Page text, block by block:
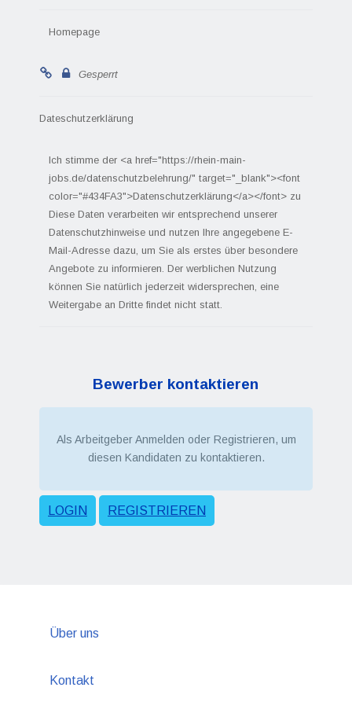
Homepage
Gesperrt
Dateschutzerklärung
Ich stimme der <a href="https://rhein-main-
jobs.de/datenschutzbelehrung/" target="_blank"><font
color="#434FA3">Datenschutzerklärung</a></font> zu
Diese Daten verarbeiten wir entsprechend unserer
Datenschutzhinweise und nutzen Ihre angegebene E-
Mail-Adresse dazu, um Sie als erstes über besondere
Angebote zu informieren. Der werblichen Nutzung
können Sie natürlich jederzeit widersprechen, eine
Weitergabe an Dritte findet nicht statt.
Bewerber kontaktieren
Als Arbeitgeber Anmelden oder Registrieren, um
diesen Kandidaten zu kontaktieren.
LOGIN REGISTRIEREN
Über uns
Kontakt